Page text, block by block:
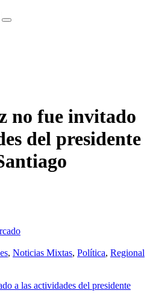
no fue invitado
del presidente
, Noticias Mixtas, Política, Regional